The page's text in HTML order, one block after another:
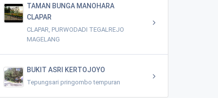
TAMAN BUNGA MANOHARA
CLAPAR
CLAPAR, PURWODADI TEGALREJO
MAGELANG
BUKIT ASRI KERTOJOYO
Tepungsari pringombo tempuran